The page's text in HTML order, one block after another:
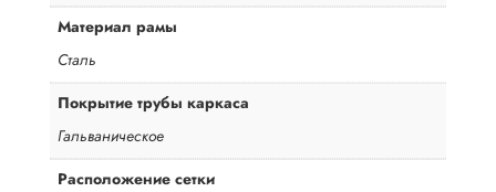
Материал рамы
Сталь
Покрытие трубы каркаса
Гальваническое
Расположение сетки